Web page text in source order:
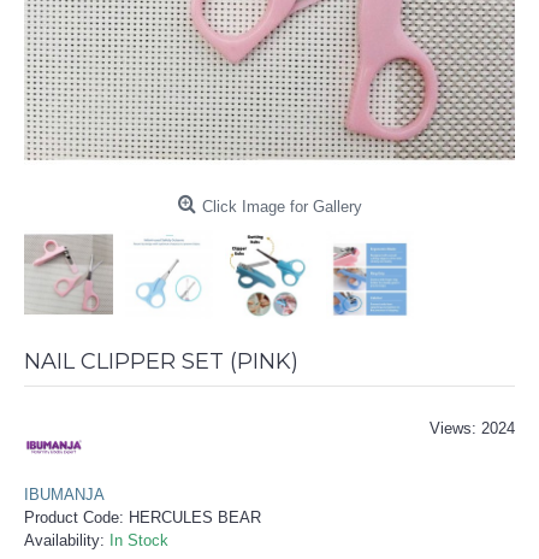
Click Image for Gallery
NAIL CLIPPER SET (PINK)
Views: 2024
IBUMANJA
Product Code: HERCULES BEAR
Availability: In Stock